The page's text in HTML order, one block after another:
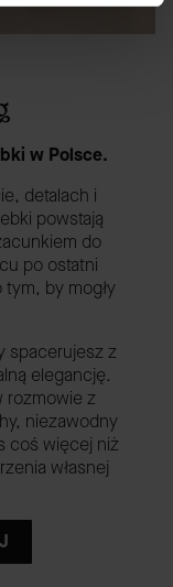
w Polsce.
detalach i
powstają
do
po ostatni
by mogły
spacerujesz z
elegancję.
rozmowie z
niezawodny
coś więcej niż
własnej